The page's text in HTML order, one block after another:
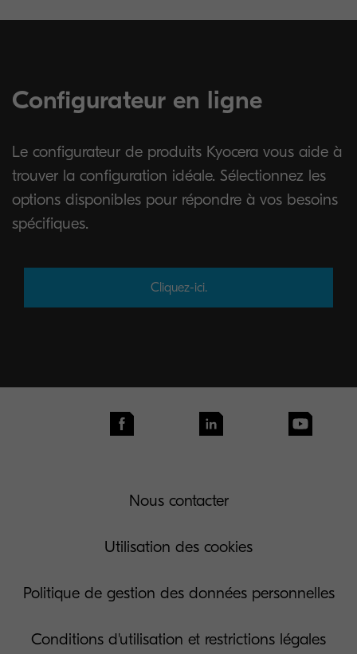
Configurateur en ligne
Le configurateur de produits Kyocera vous aide à
trouver la configuration idéale. Sélectionnez les
options disponibles pour répondre à vos besoins
spécifiques.
Cliquez-ici.
Nous contacter
Utilisation des cookies
Politique de gestion des données personnelles
Conditions d'utilisation et restrictions légales